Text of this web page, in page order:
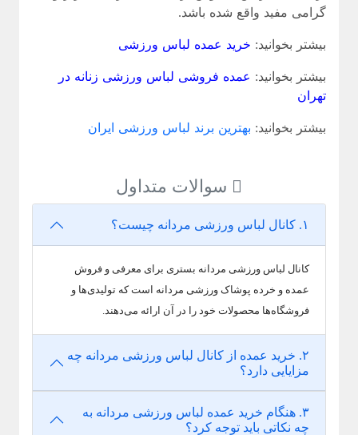
گرامی مفید واقع شده باشد.
بیشتر بخوانید: خرید عمده لباس ورزشی
بیشتر بخوانید: عمده فروشی لباس ورزشی زنانه در
تهران
بیشتر بخوانید: بهترین برند لباس ورزشی ایران
سوالات متداول
۱. کانال لباس ورزشی مردانه چیست؟
کانال لباس ورزشی مردانه بستری برای معرفی و فروش
عمده و خرده پوشاک ورزشی مردانه است که تولیدی‌ها و
فروشگاه‌ها محصولات خود را در آن ارائه می‌دهند.
۲. خرید عمده از کانال لباس ورزشی مردانه چه
مزایایی دارد؟
۳. هنگام خرید عمده لباس ورزشی مردانه به
چه نکاتی باید توجه کرد؟